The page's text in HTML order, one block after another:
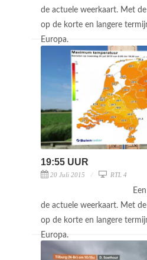
de actuele weerkaart. Met
op de korte en langere
Europa.
19:55 UUR
20 Juli 2015 RTL 4
de actuele weerkaart. Met
op de korte en langere
Europa.